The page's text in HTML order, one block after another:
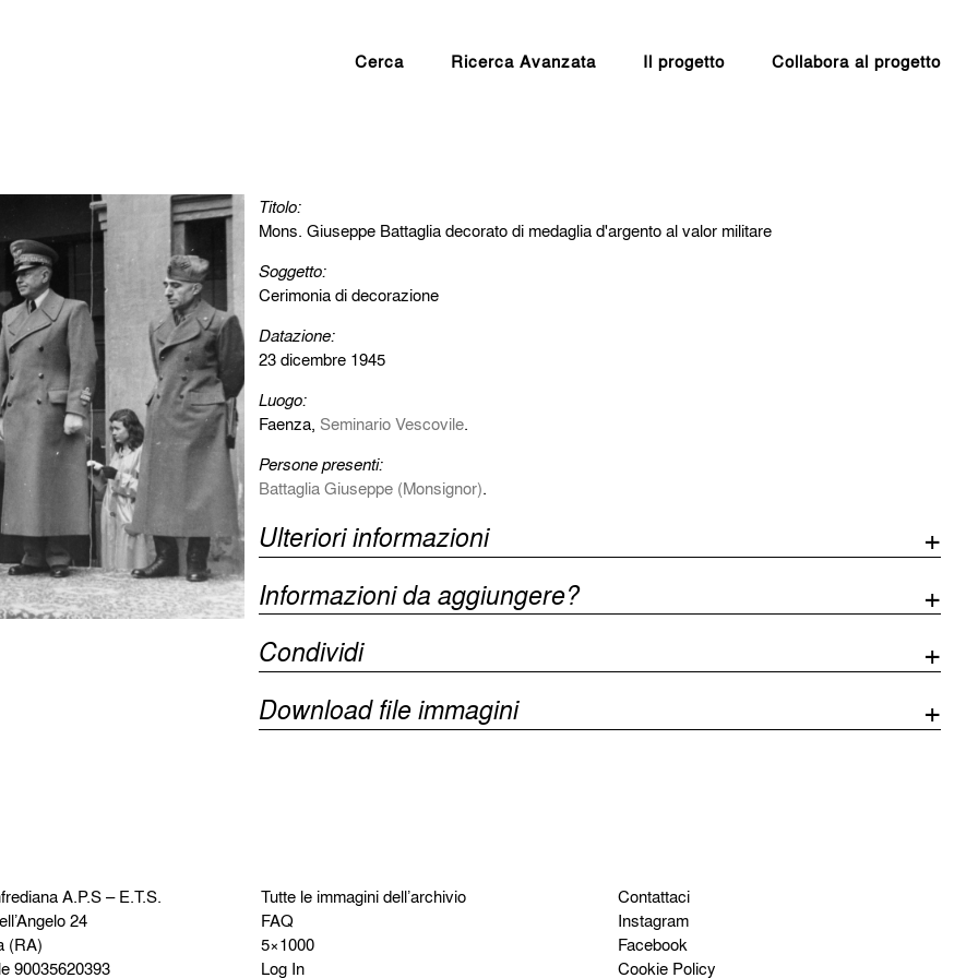
Cerca Ricerca Avanzata Il progetto Collabora al progetto
Titolo:
Mons. Giuseppe Battaglia decorato di medaglia d'argento al valor militare
Soggetto:
Cerimonia di decorazione
Datazione:
23 dicembre 1945
Luogo:
Faenza, Seminario Vescovile.
Persone presenti:
Battaglia Giuseppe (Monsignor).
Ulteriori informazioni
Informazioni da aggiungere?
Condividi
Download file immagini
A.P.S – E.T.S.
24
(RA)
90035620393
Tutte le immagini dell’archivio
FAQ
5×1000
Log In
Contattaci
Instagram
Facebook
Cookie Policy